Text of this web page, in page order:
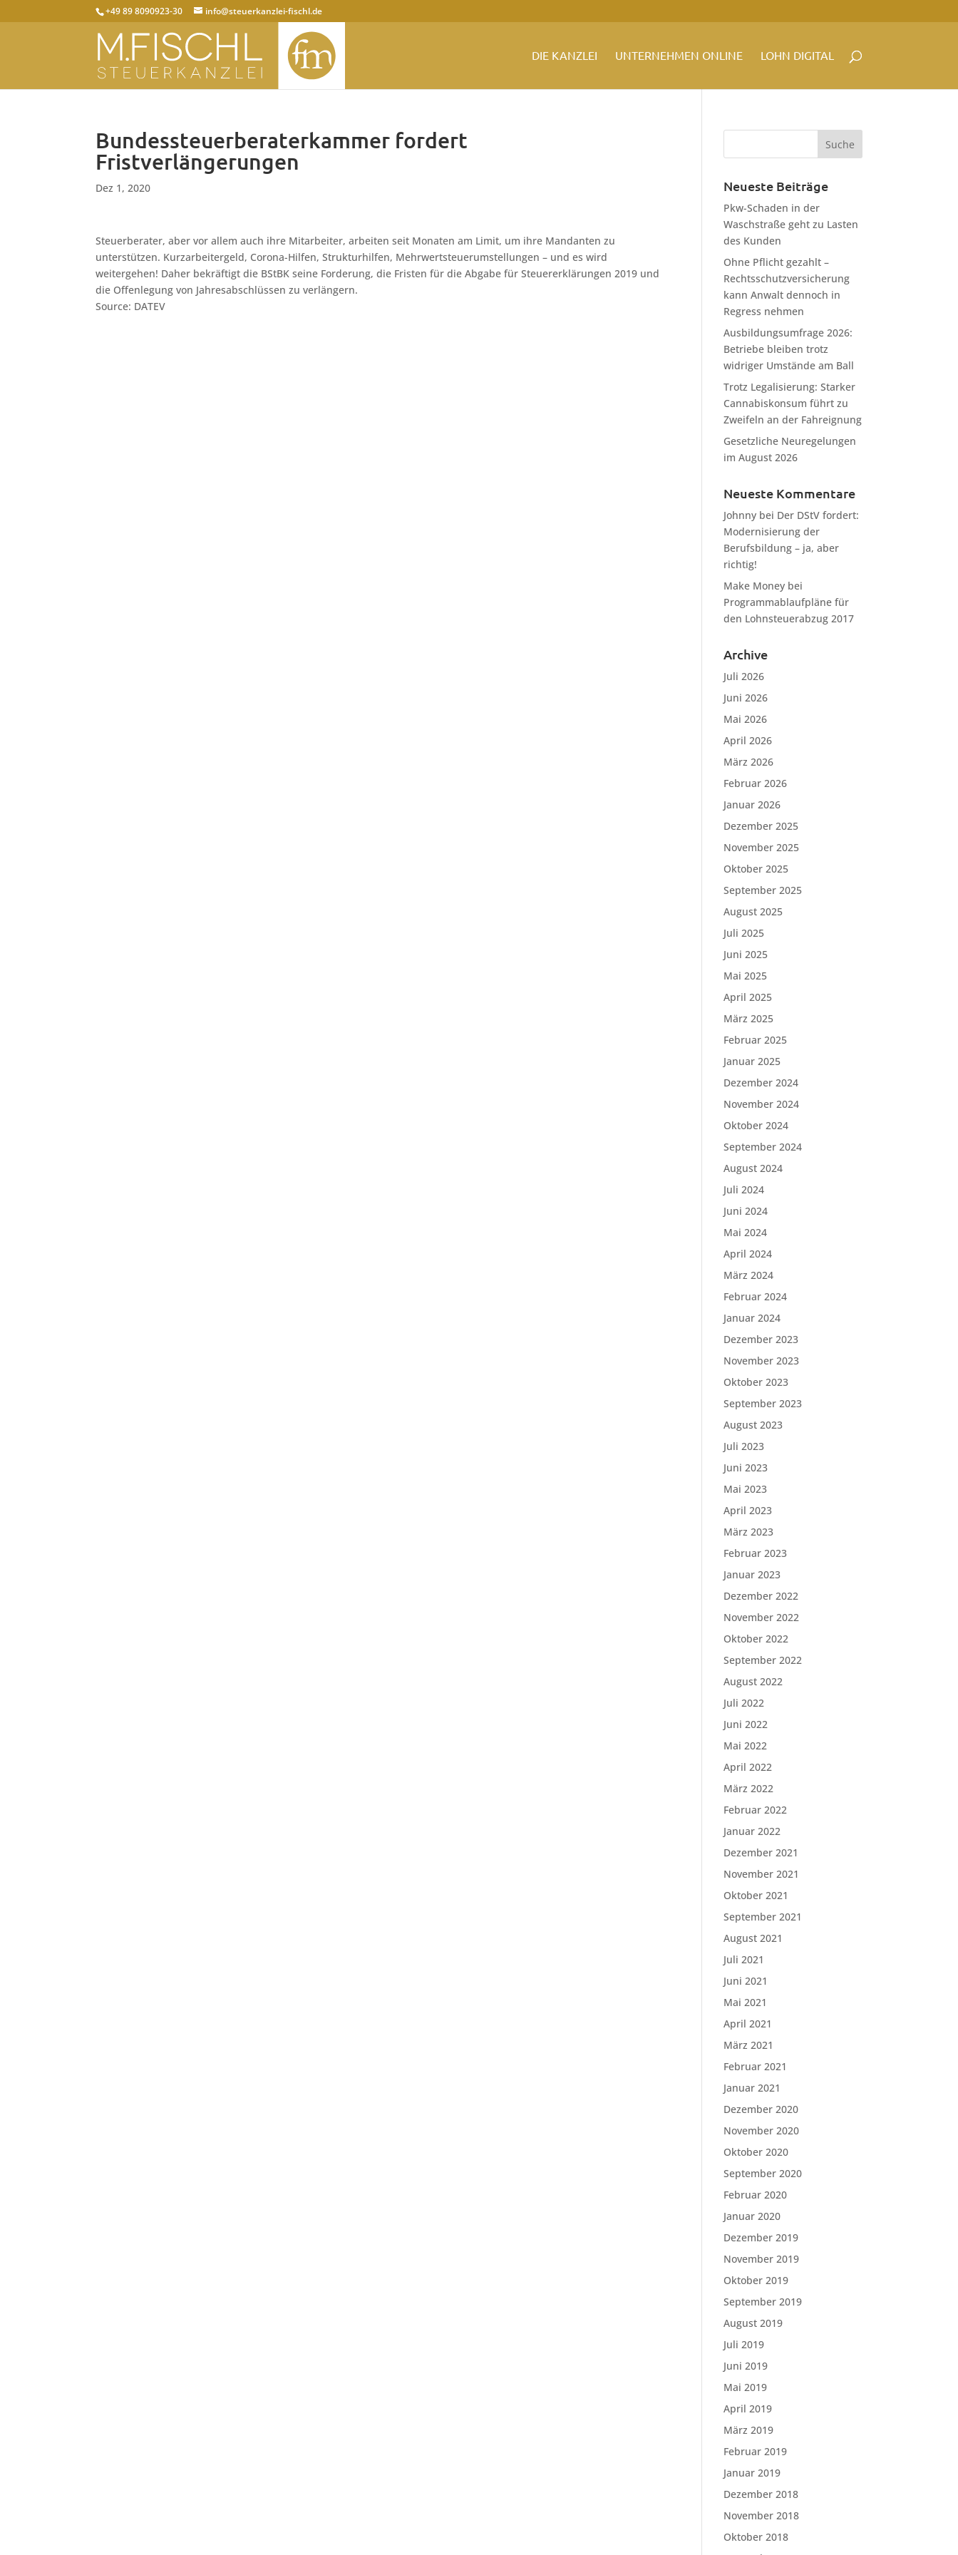
+49 89 8090923-30 info@steuerkanzlei-fischl.de
DIE KANZLEI UNTERNEHMEN ONLINE LOHN DIGITAL
Bundessteuerberaterkammer fordert
Fristverlängerungen
Dez 1, 2020
Steuerberater, aber vor allem auch ihre Mitarbeiter, arbeiten seit Monaten am Limit, um ihre Mandanten zu
unterstützen. Kurzarbeitergeld, Corona-Hilfen, Strukturhilfen, Mehrwertsteuerumstellungen – und es wird
weitergehen! Daher bekräftigt die BStBK seine Forderung, die Fristen für die Abgabe für Steuererklärungen 2019 und
die Offenlegung von Jahresabschlüssen zu verlängern.
Source: DATEV
Neueste Beiträge
Pkw-Schaden in der
Waschstraße geht zu Lasten
des Kunden
Ohne Pflicht gezahlt –
Rechtsschutzversicherung
kann Anwalt dennoch in
Regress nehmen
Ausbildungsumfrage 2026:
Betriebe bleiben trotz
widriger Umstände am Ball
Trotz Legalisierung: Starker
Cannabiskonsum führt zu
Zweifeln an der Fahreignung
Gesetzliche Neuregelungen
im August 2026
Neueste Kommentare
Johnny bei Der DStV fordert:
Modernisierung der
Berufsbildung – ja, aber
richtig!
Make Money bei
Programmablaufpläne für
den Lohnsteuerabzug 2017
Archive
Juli 2026
Juni 2026
Mai 2026
April 2026
März 2026
Februar 2026
Januar 2026
Dezember 2025
November 2025
Oktober 2025
September 2025
August 2025
Juli 2025
Juni 2025
Mai 2025
April 2025
März 2025
Februar 2025
Januar 2025
Dezember 2024
November 2024
Oktober 2024
September 2024
August 2024
Juli 2024
Juni 2024
Mai 2024
April 2024
März 2024
Februar 2024
Januar 2024
Dezember 2023
November 2023
Oktober 2023
September 2023
August 2023
Juli 2023
Juni 2023
Mai 2023
April 2023
März 2023
Februar 2023
Januar 2023
Dezember 2022
November 2022
Oktober 2022
September 2022
August 2022
Juli 2022
Juni 2022
Mai 2022
April 2022
März 2022
Februar 2022
Januar 2022
Dezember 2021
November 2021
Oktober 2021
September 2021
August 2021
Juli 2021
Juni 2021
Mai 2021
April 2021
März 2021
Februar 2021
Januar 2021
Dezember 2020
November 2020
Oktober 2020
September 2020
Februar 2020
Januar 2020
Dezember 2019
November 2019
Oktober 2019
September 2019
August 2019
Juli 2019
Juni 2019
Mai 2019
April 2019
März 2019
Februar 2019
Januar 2019
Dezember 2018
November 2018
Oktober 2018